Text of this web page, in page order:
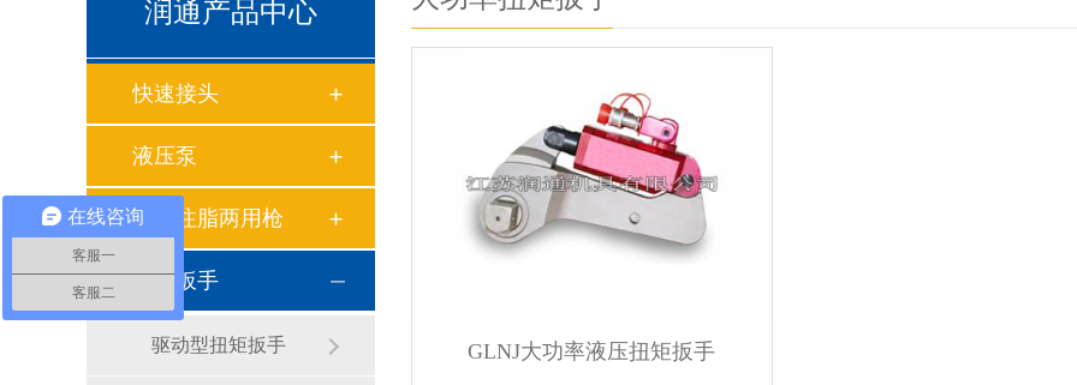
润通产品中心
快速接头
液压泵
试压注脂两用枪
液压扳手
驱动型扭矩扳手 GLNJ大功率液压扭矩扳手
在线咨询
客服一
客服二